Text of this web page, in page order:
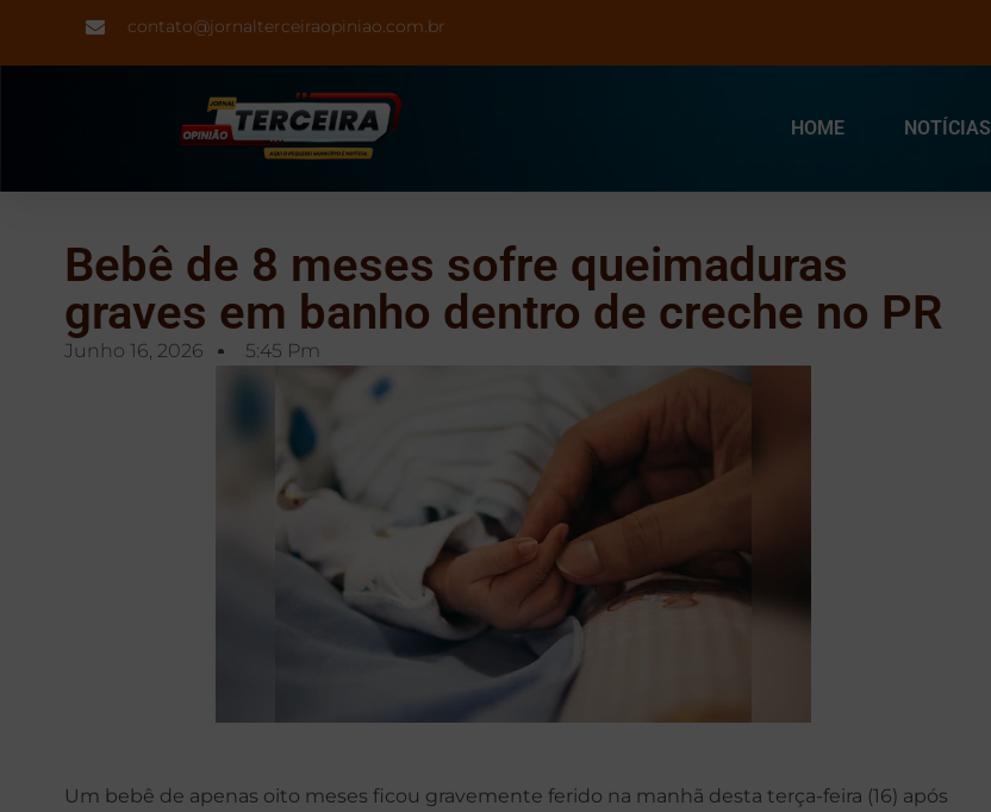
contato@jornalterceiraopiniao.com.br
HOME NOTÍCIAS
Bebê de 8 meses sofre queimaduras
graves em banho dentro de creche no PR
Junho 16, 2026 5:45 Pm
Um bebê de apenas oito meses ficou gravemente ferido na manhã desta terça-feira (16) após